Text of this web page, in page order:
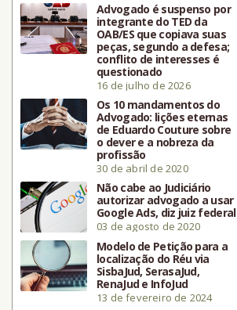
Advogado é suspenso por
integrante do TED da
OAB/ES que copiava suas
peças, segundo a defesa;
conflito de interesses é
questionado
16 de julho de 2026
Os 10 mandamentos do
Advogado: lições eternas
de Eduardo Couture sobre
o dever e a nobreza da
profissão
30 de abril de 2020
Não cabe ao Judiciário
autorizar advogado a usar
Google Ads, diz juiz federal
03 de agosto de 2020
Modelo de Petição para a
localização do Réu via
SisbaJud, SerasaJud,
RenaJud e InfoJud
13 de fevereiro de 2024